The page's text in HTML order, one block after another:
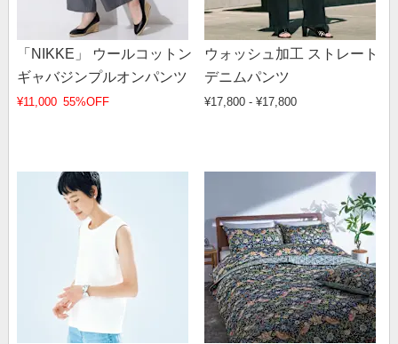
「NIKKE」 ウールコットン
ギャバジンプルオンパンツ
¥11,000 55%OFF
ウォッシュ加工 ストレート
デニムパンツ
¥17,800 - ¥17,800